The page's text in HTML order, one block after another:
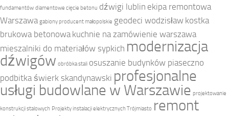
fundamentów diamentowe cięcie betonu dźwigi lublin ekipa remontowa
Warszawa gabiony producent małopolskie geodeci wodzisław kostka
brukowa betonowa kuchnie na zamówienie warszawa
mieszalniki do materiałów sypkich modernizacja
dźwigów obróbka stali osuszanie budynków piaseczno
podbitka świerk skandynawski profesjonalne
usługi budowlane w Warszawie projektowanie
konstrukcji stalowych Projekty instalacji elektrycznych Trójmiasto remont